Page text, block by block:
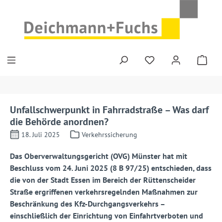
Unfallschwerpunkt in Fahrradstraße – Was darf
die Behörde anordnen?
18. Juli 2025 Verkehrssicherung
Das Oberverwaltungsgericht (OVG) Münster hat mit
Beschluss vom 24. Juni 2025 (8 B 97/25) entschieden, dass
die von der Stadt Essen im Bereich der Rüttenscheider
Straße ergriffenen verkehrsregelnden Maßnahmen zur
Beschränkung des Kfz-Durchgangsverkehrs –
einschließlich der Einrichtung von Einfahrtverboten und